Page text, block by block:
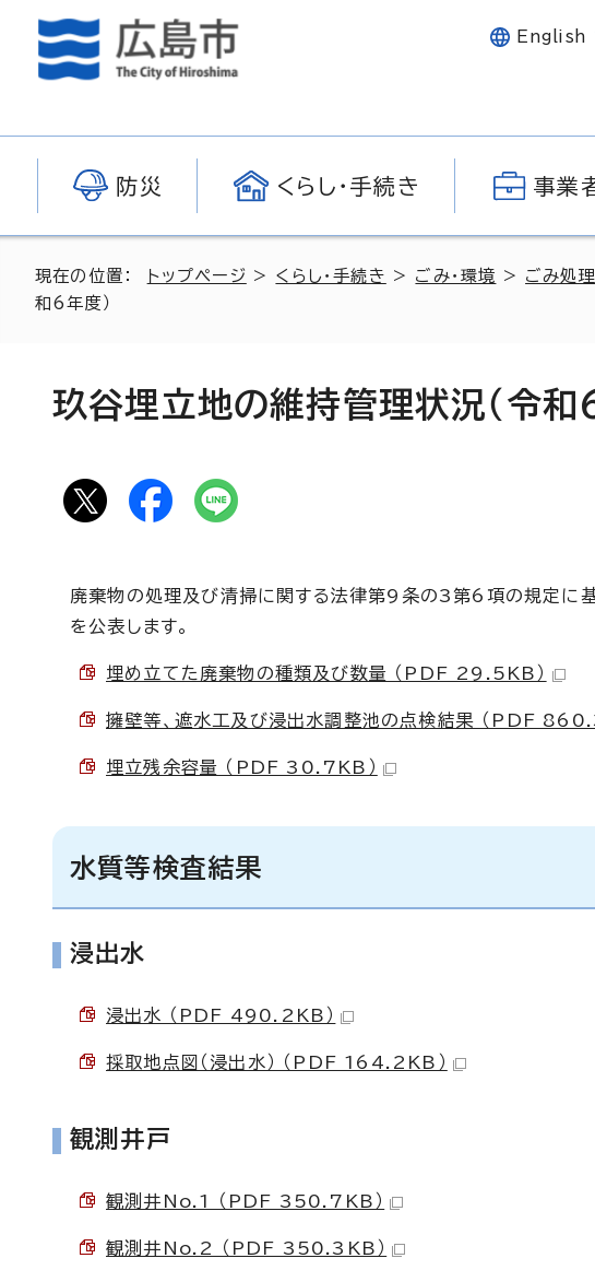
English
防災 くらし・手続き 事業
現在の位置： トップページ > くらし・手続き > ごみ・環境 > ごみ処
和6年度）
玖谷埋立地の維持管理状況（令和
廃棄物の処理及び清掃に関する法律第9条の3第6項の規定に
を公表します。
埋め立てた廃棄物の種類及び数量 （PDF 29.5KB）
擁壁等、遮水工及び浸出水調整池の点検結果 （PDF
埋立残余容量 （PDF 30.7KB）
水質等検査結果
浸出水
浸出水 （PDF 490.2KB）
採取地点図（浸出水） （PDF 164.2KB）
観測井戸
観測井No.1 （PDF 350.7KB）
観測井No.2 （PDF 350.3KB）